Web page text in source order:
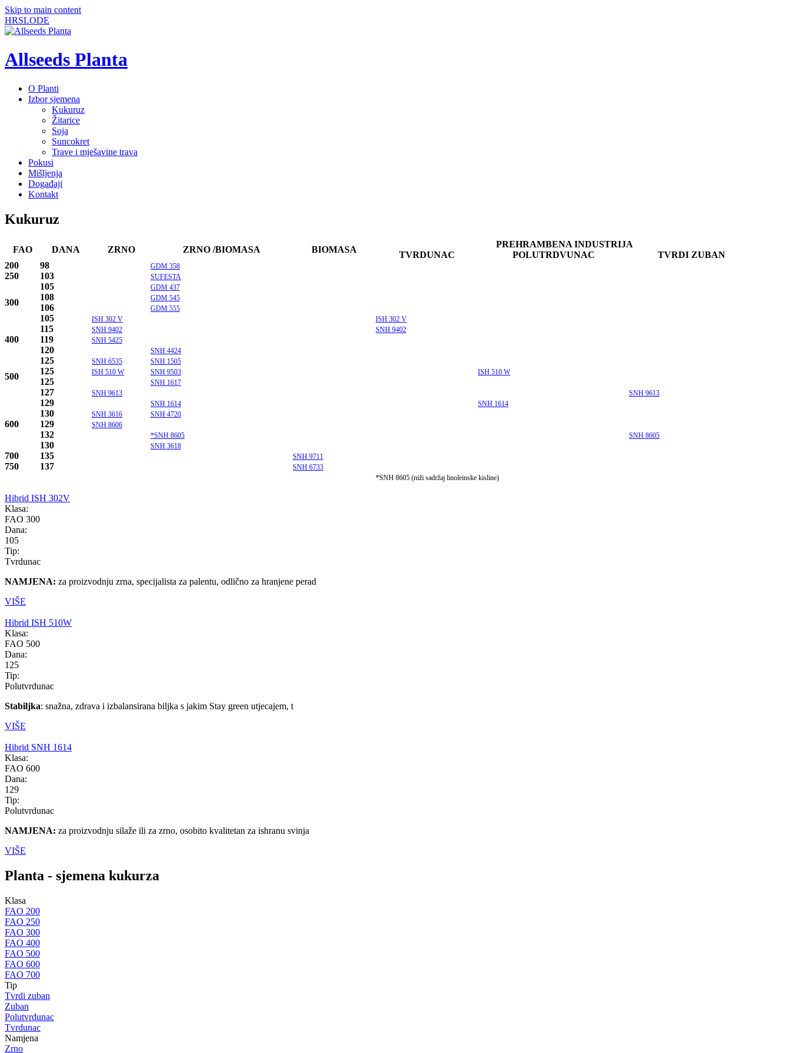
Skip to main content
HRSLODE
Allseeds Planta
O Planti
Izbor sjemena
Kukuruz
Žitarice
Soja
Suncokret
Trave i mješavine trava
Pokusi
Mišljenja
Događaji
Kontakt
Kukuruz
FAO DANA ZRNO ZRNO /BIOMASA BIOMASA
PREHRAMBENA INDUSTRIJA
TVRDUNAC
POLUTRDVUNAC
TVRDI ZUBAN
200
98 GDM 358
250 103 SUFESTA
300
105 GDM 437
108 GDM 545
106 GDM 555
105 ISH 302 V ISH 302 V
400
115 SNH 9402 SNH 9402
119 SNH 5425
120 SNH 4424
500
125 SNH 6535 SNH 1505
125 ISH 510 W SNH 9503 ISH 510 W
125 SNH 1617
127 SNH 9613 SNH 9613
600
129 SNH 1614 SNH 1614
130 SNH 3616 SNH 4720
129 SNH 8606
132 *SNH 8605 SNH 8605
130 SNH 3618
700 135 SNH 9711
750 137
SNH 6733
*SNH 8605 (niži sadržaj linoleinske kisline)
Hibrid ISH 302V
Klasa:
FAO 300
Dana:
105
Tip:
Tvrdunac
NAMJENA: za proizvodnju zrna, specijalista za palentu, odlično za hranjene perad
VIŠE
Hibrid ISH 510W
Klasa:
FAO 500
Dana:
125
Tip:
Polutvrdunac
Stabiljka: snažna, zdrava i izbalansirana biljka s jakim Stay green utjecajem, t
VIŠE
Hibrid SNH 1614
Klasa:
FAO 600
Dana:
129
Tip:
Polutvrdunac
NAMJENA: za proizvodnju silaže ili za zrno, osobito kvalitetan za ishranu svinja
VIŠE
Planta - sjemena kukurza
Klasa
FAO 200
FAO 250
FAO 300
FAO 400
FAO 500
FAO 600
FAO 700
Tip
Tvrdi zuban
Zuban
Polutvrdunac
Tvrdunac
Namjena
Zrno